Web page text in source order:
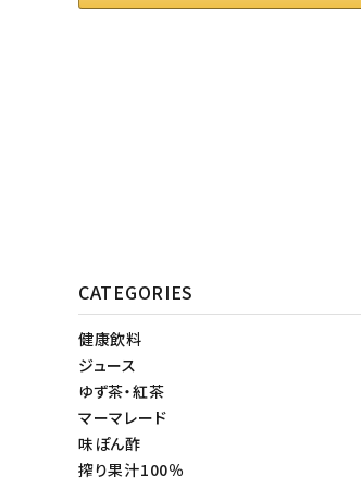
CATEGORIES
健康飲料
ジュース
ゆず茶・紅茶
マーマレード
味ぽん酢
搾り果汁100％